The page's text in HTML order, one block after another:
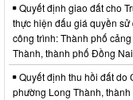
Quyết định giao đất cho
thực hiện đấu giá quyền
công trình: Thành phố
Thành, thành phố Đồng Nai
Quyết định thu hồi đất do
phường Long Thành,